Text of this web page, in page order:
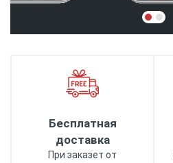
Бесплатная
доставка
При заказет от